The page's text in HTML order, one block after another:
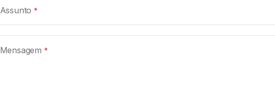
Assunto *
Mensagem *